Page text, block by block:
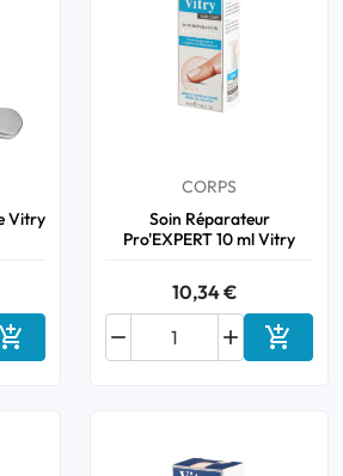
Vitry
Ajouter au panier
CORPS
Soin Réparateur
Pro'EXPERT 10 ml Vitry
10,34 €

 